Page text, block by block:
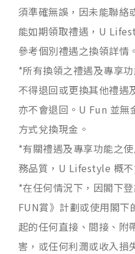
須準確無誤，因未能聯絡
能如期領取禮遇，U
參考個別禮遇之換領詳情。
*所有換領之禮遇及專享
不得退回或更換其他禮遇
亦不會退回。U Fun 並無
方式兌換現金。
*有關禮遇及專享功能之
務品質，U Lifestyle 概不
*在任何情況下，因閣下
FUN賞》計劃或使用閣
起的任何直接、間接、附
害，或任何利潤或收入損